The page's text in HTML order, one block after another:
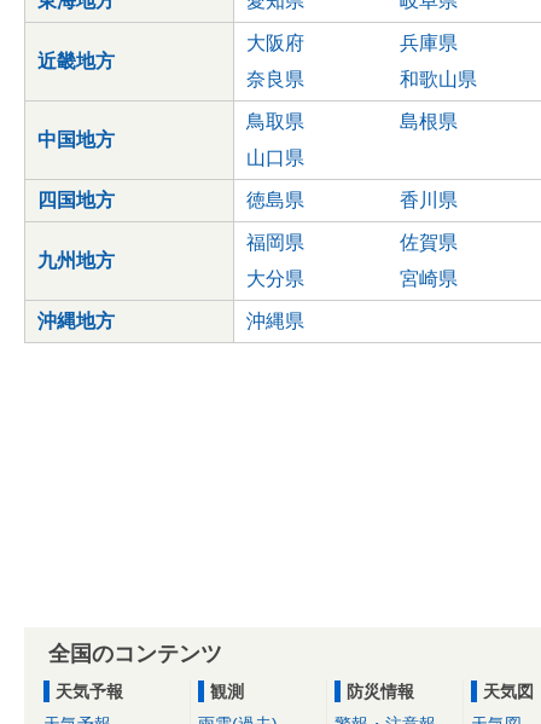
近畿地方
大阪府
兵庫県
奈良県
和歌山県
中国地方
鳥取県
島根県
山口県
四国地方 徳島県 香川県
九州地方
福岡県
佐賀県
大分県
宮崎県
沖縄地方 沖縄県
全国のコンテンツ
天気予報
観測
防災情報
天気図